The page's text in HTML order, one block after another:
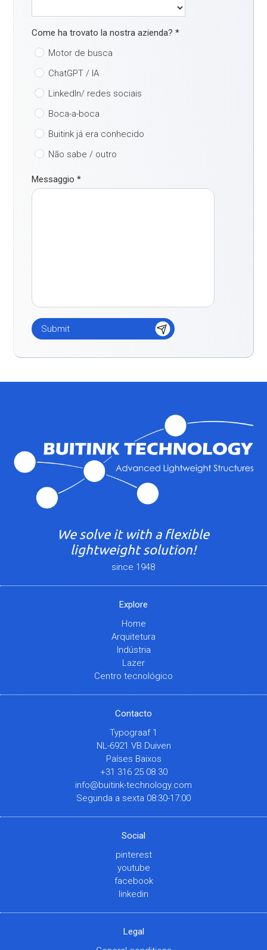
Come ha trovato la nostra azienda?*
Motor de busca
ChatGPT / IA
LinkedIn/ redes sociais
Boca-a-boca
Buitink já era conhecido
Não sabe / outro
Messaggio*
We solve it with a flexible
lightweight solution!
since 1948
Explore
Home
Arquitetura
Indústria
Lazer
Centro tecnológico
Contacto
Typograaf 1
NL-6921 VB Duiven
Países Baixos
+31 316 25 08 30
info@buitink-technology.com
Segunda a sexta 08:30-17:00
Social
pinterest
youtube
facebook
linkedin
Legal